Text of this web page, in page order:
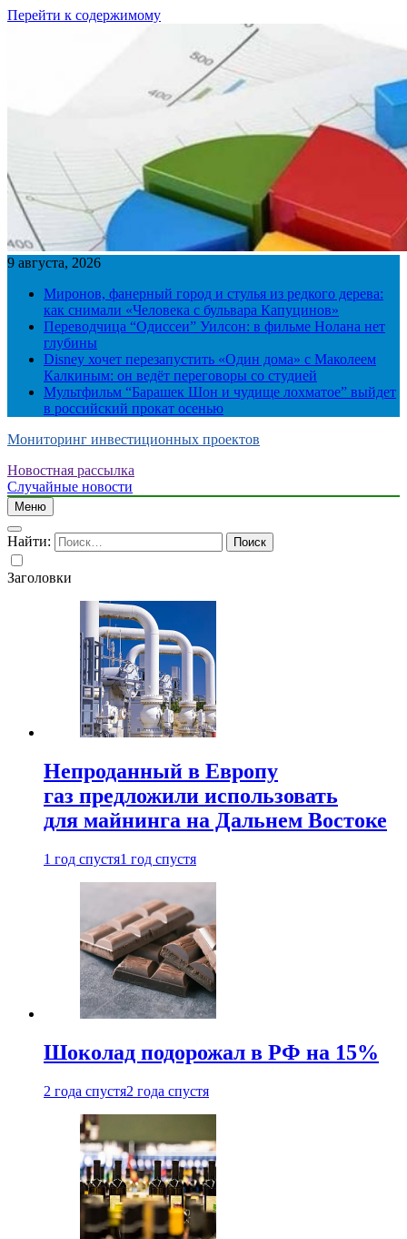
Перейти к содержимому
9 августа, 2026
Миронов, фанерный город и стулья из редкого дерева:
как снимали «Человека с бульвара Капуцинов»
Переводчица “Одиссеи” Уилсон: в фильме Нолана нет
глубины
Disney хочет перезапустить «Один дома» с Маколеем
Калкиным: он ведёт переговоры со студией
Мультфильм “Барашек Шон и чудище лохматое” выйдет
в российский прокат осенью
Мониторинг инвестиционных проектов
Новостная рассылка
Случайные новости
Меню
Найти:
Заголовки
Непроданный в Европу
газ предложили использовать
для майнинга на Дальнем Востоке
1 год спустя1 год спустя
Шоколад подорожал в РФ на 15%
2 года спустя2 года спустя